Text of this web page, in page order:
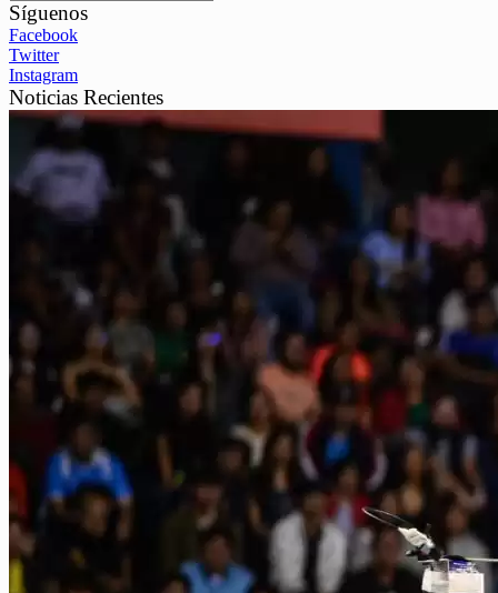
Síguenos
Facebook
Twitter
Instagram
Noticias Recientes